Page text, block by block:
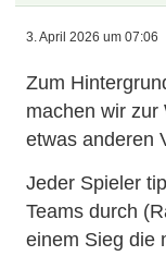
3. April 2026 um 07:06
Zum
machen wir zur
etwas anderen
Jeder Spieler
Teams durch
einem Sieg die